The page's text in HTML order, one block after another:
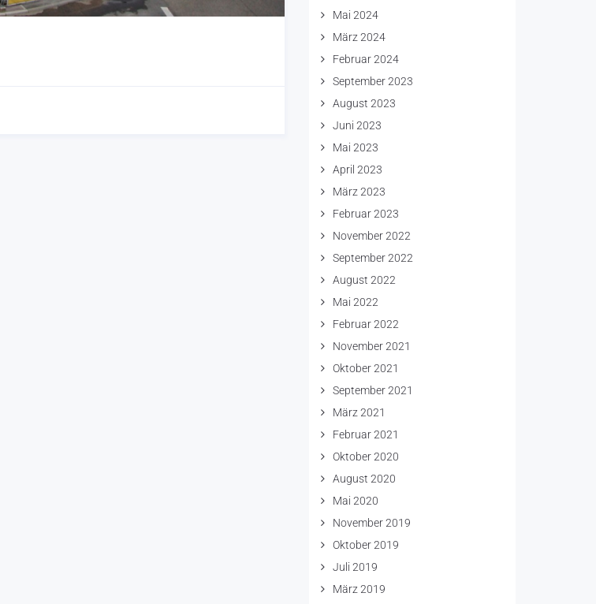
Mai 2024
März 2024
Februar 2024
September 2023
August 2023
Juni 2023
Mai 2023
April 2023
März 2023
Februar 2023
November 2022
September 2022
August 2022
Mai 2022
Februar 2022
November 2021
Oktober 2021
September 2021
März 2021
Februar 2021
Oktober 2020
August 2020
Mai 2020
November 2019
Oktober 2019
Juli 2019
März 2019